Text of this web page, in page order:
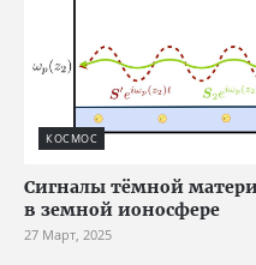
КОСМОС
Сигналы тёмной
в земной ионосфере
27 Март, 2025